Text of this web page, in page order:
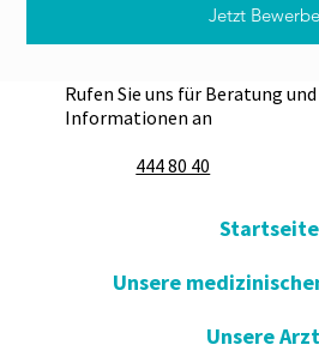
Jetzt
Rufen Sie uns für Beratung und
Informationen an
444 80 40
Startseite
Unsere
Unsere